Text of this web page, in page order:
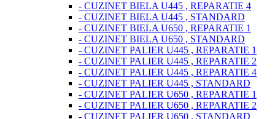
- CUZINET BIELA U445 , REPARATIE 4
- CUZINET BIELA U445 , STANDARD
- CUZINET BIELA U650 , REPARATIE 1
- CUZINET BIELA U650 , STANDARD
- CUZINET PALIER U445 , REPARATIE 1
- CUZINET PALIER U445 , REPARATIE 2
- CUZINET PALIER U445 , REPARATIE 4
- CUZINET PALIER U445 , STANDARD
- CUZINET PALIER U650 , REPARATIE 1
- CUZINET PALIER U650 , REPARATIE 2
- CUZINET PALIER U650 , STANDARD